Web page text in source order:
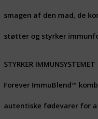
smagen af ​​den mad, de
støtter og styrker
STYRKER IMMUNSYSTEMET
Forever ImmuBlend™
autentiske fødevarer for